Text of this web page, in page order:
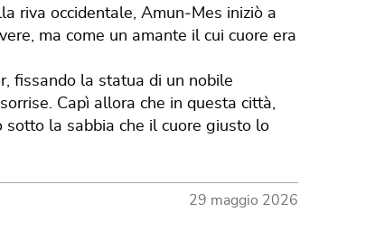
riva occidentale, Amun‐Mes iniziò a
ma come un amante il cui cuore era
fissando la statua di un nobile
Capì allora che in questa città,
la sabbia che il cuore giusto lo
29 maggio 2026